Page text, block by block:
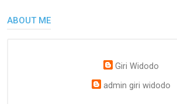
ABOUT ME
Giri Widodo
admin giri widodo